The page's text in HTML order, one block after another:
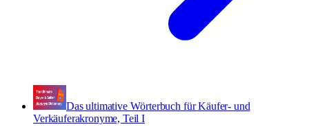
Das ultimative Wörterbuch für Käufer- und
Verkäuferakronyme, Teil I